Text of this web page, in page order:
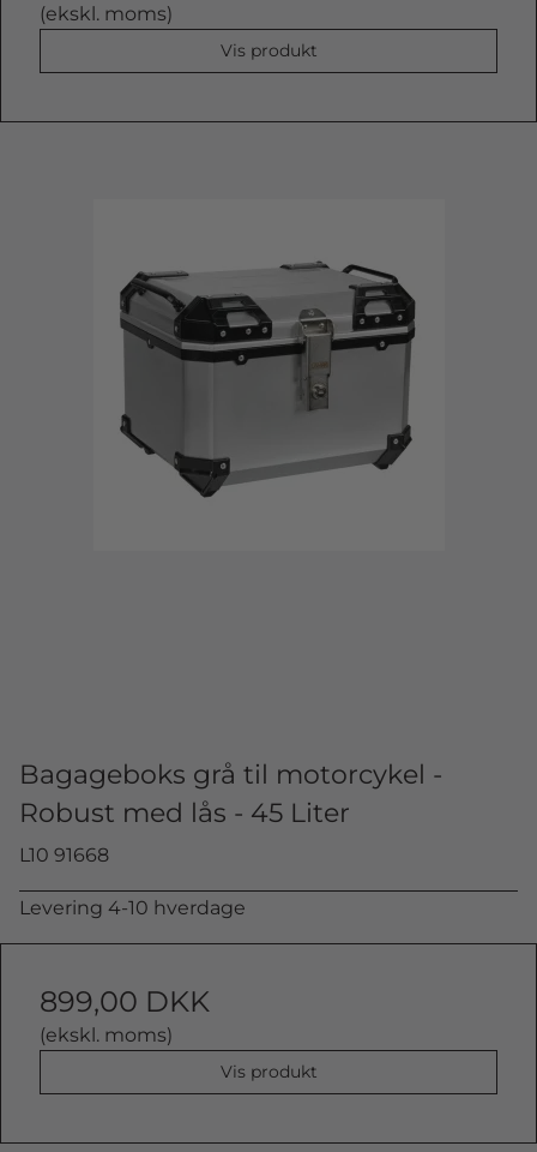
(ekskl. moms)
Vis produkt
Bagageboks grå til motorcykel -
Robust med lås - 45 Liter
L10 91668
Levering 4-10 hverdage
899,00 DKK
(ekskl. moms)
Vis produkt